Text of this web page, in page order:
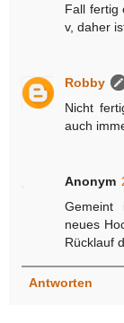
Fall fertig
v, daher
Robby
Nicht
auch
Anonym
Gemeint
neues
Rücklauf
Antworten